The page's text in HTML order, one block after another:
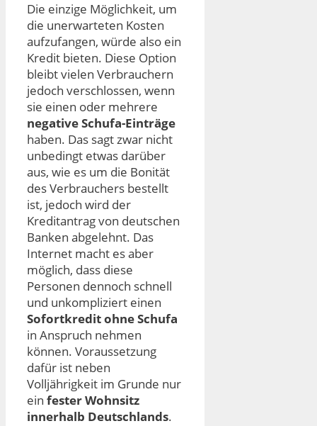
Die einzige Möglichkeit, um
die unerwarteten Kosten
aufzufangen, würde also ein
Kredit bieten. Diese Option
bleibt vielen Verbrauchern
jedoch verschlossen, wenn
sie einen oder mehrere
negative Schufa-Einträge
haben. Das sagt zwar nicht
unbedingt etwas darüber
aus, wie es um die Bonität
des Verbrauchers bestellt
ist, jedoch wird der
Kreditantrag von deutschen
Banken abgelehnt. Das
Internet macht es aber
möglich, dass diese
Personen dennoch schnell
und unkompliziert einen
Sofortkredit ohne Schufa
in Anspruch nehmen
können. Voraussetzung
dafür ist neben
Volljährigkeit im Grunde nur
ein fester Wohnsitz
innerhalb Deutschlands.